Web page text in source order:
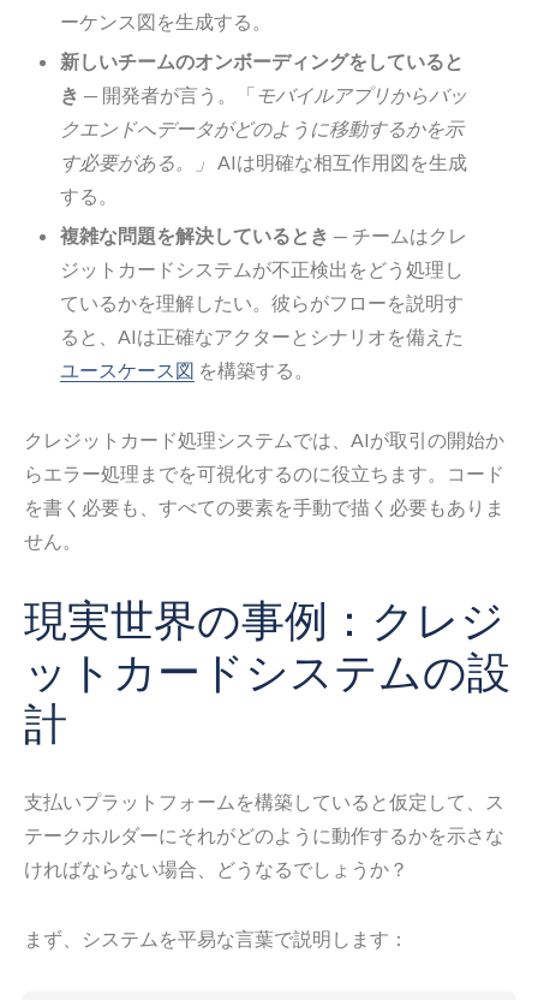
ーケンス図を生成する。
新しいチームのオンボーディングをしていると
き — 開発者が言う。「モバイルアプリからバッ
クエンドへデータがどのように移動するかを示
す必要がある。」 AIは明確な相互作用図を生成
する。
複雑な問題を解決しているとき — チームはクレ
ジットカードシステムが不正検出をどう処理し
ているかを理解したい。彼らがフローを説明す
ると、AIは正確なアクターとシナリオを備えた
ユースケース図 を構築する。
クレジットカード処理システムでは、AIが取引の開始か
らエラー処理までを可視化するのに役立ちます。コード
を書く必要も、すべての要素を手動で描く必要もありま
せん。
現実世界の事例：クレジ
ットカードシステムの設
計
支払いプラットフォームを構築していると仮定して、ス
テークホルダーにそれがどのように動作するかを示さな
ければならない場合、どうなるでしょうか？
まず、システムを平易な言葉で説明します：